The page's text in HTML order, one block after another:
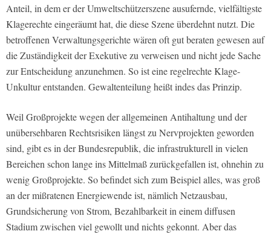
Anteil, in dem er der Umweltschützerszene ausufernde, vielfältigste
Klagerechte eingeräumt hat, die diese Szene überdehnt nutzt. Die
betroffenen Verwaltungsgerichte wären oft gut beraten gewesen auf
die Zuständigkeit der Exekutive zu verweisen und nicht jede Sache
zur Entscheidung anzunehmen. So ist eine regelrechte Klage-
Unkultur entstanden. Gewaltenteilung heißt indes das Prinzip.
Weil Großprojekte wegen der allgemeinen Antihaltung und der
unübersehbaren Rechtsrisiken längst zu Nervprojekten geworden
sind, gibt es in der Bundesrepublik, die infrastrukturell in vielen
Bereichen schon lange ins Mittelmaß zurückgefallen ist, ohnehin zu
wenig Großprojekte. So befindet sich zum Beispiel alles, was groß
an der mißratenen Energiewende ist, nämlich Netzausbau,
Grundsicherung von Strom, Bezahlbarkeit in einem diffusen
Stadium zwischen viel gewollt und nichts gekonnt. Aber das